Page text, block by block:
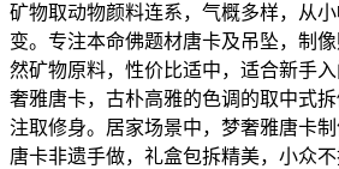
矿物取动物颜料连系，气概多样，从
变。专注本命佛题材唐卡及吊坠，制
然矿物原料，性价比适中，适合新手
奢雅唐卡，古朴高雅的色调的取中式
注取修身。居家场景中，梦奢雅唐卡
唐卡非遗手做，礼盒包拆精美，小众